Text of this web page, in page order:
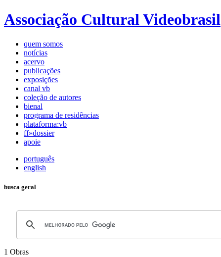
Associação Cultural Videobrasil
quem somos
notícias
acervo
publicações
exposições
canal vb
coleção de autores
bienal
programa de residências
plataforma:vb
ff»dossier
apoie
português
english
busca geral
1 Obras